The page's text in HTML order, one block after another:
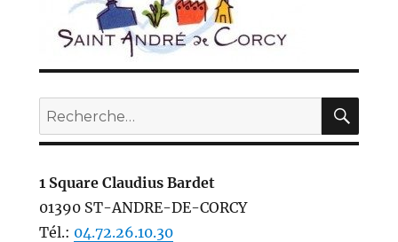
Recherche
pour :
1 Square Claudius Bardet
01390 ST-ANDRE-DE-CORCY
Tél.: 04.72.26.10.30